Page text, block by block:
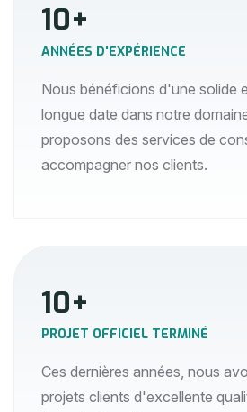
10+
ANNÉES D'EXPÉRIENCE
Nous bénéficions d'une solide
longue date dans notre
proposons des services de
accompagner nos clients.
10+
PROJET OFFICIEL TERMINÉ
Ces dernières années, nous
projets clients d'excellente